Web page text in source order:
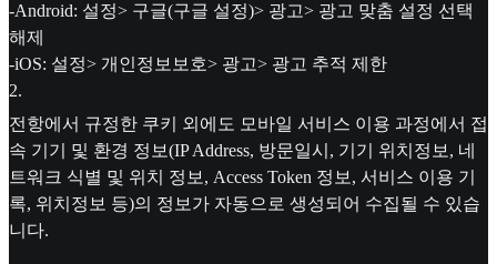
-Android: 설정> 구글(구글 설정)> 광고> 광고 맞춤 설정 선택
해제
-iOS: 설정> 개인정보보호> 광고> 광고 추적 제한
2.
전항에서 규정한 쿠키 외에도 모바일 서비스 이용 과정에서 접
속 기기 및 환경 정보(IP Address, 방문일시, 기기 위치정보, 네
트워크 식별 및 위치 정보, Access Token 정보, 서비스 이용 기
록, 위치정보 등)의 정보가 자동으로 생성되어 수집될 수 있습
니다.